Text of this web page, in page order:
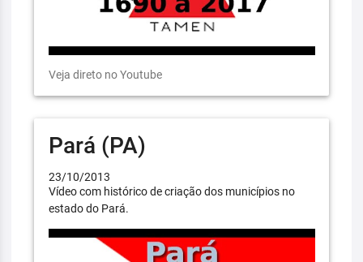
Veja direto no Youtube
Pará (PA)
23/10/2013
Vídeo com histórico de criação dos municípios no
estado do Pará.